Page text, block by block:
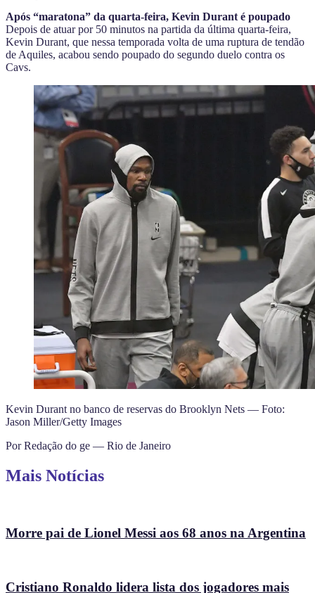
Após “maratona” da quarta-feira, Kevin Durant é poupado
Depois de atuar por 50 minutos na partida da última quarta-feira,
Kevin Durant, que nessa temporada volta de uma ruptura de tendão
de Aquiles, acabou sendo poupado do segundo duelo contra os
Cavs.
Kevin Durant no banco de reservas do Brooklyn Nets — Foto:
Jason Miller/Getty Images
Por Redação do ge — Rio de Janeiro
Mais Notícias
Morre pai de Lionel Messi aos 68 anos na Argentina
Cristiano Ronaldo lidera lista dos jogadores mais